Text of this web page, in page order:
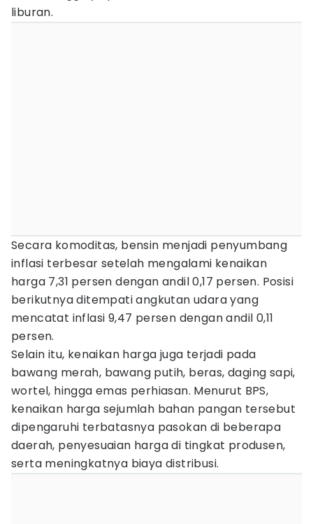
liburan.
Secara komoditas, bensin menjadi penyumbang
inflasi terbesar setelah mengalami kenaikan
harga 7,31 persen dengan andil 0,17 persen. Posisi
berikutnya ditempati angkutan udara yang
mencatat inflasi 9,47 persen dengan andil 0,11
persen.
Selain itu, kenaikan harga juga terjadi pada
bawang merah, bawang putih, beras, daging sapi,
wortel, hingga emas perhiasan. Menurut BPS,
kenaikan harga sejumlah bahan pangan tersebut
dipengaruhi terbatasnya pasokan di beberapa
daerah, penyesuaian harga di tingkat produsen,
serta meningkatnya biaya distribusi.